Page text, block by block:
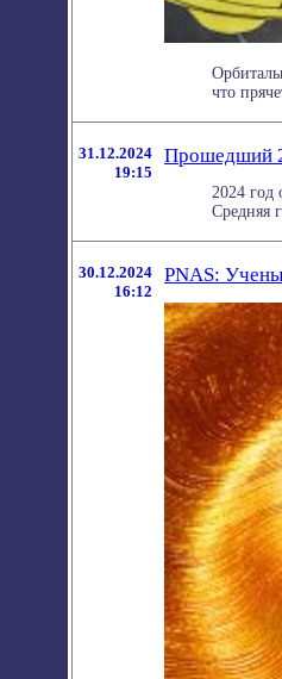
что
31.12.2024
19:15
Прошедший
2024 год
Средняя
30.12.2024
16:12
PNAS: